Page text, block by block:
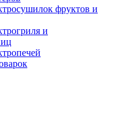
фруктов и
и